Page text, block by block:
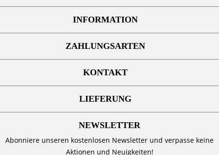
INFORMATION
ZAHLUNGSARTEN
KONTAKT
LIEFERUNG
NEWSLETTER
Abonniere unseren kostenlosen Newsletter und verpasse keine
Aktionen und Neuigkeiten!